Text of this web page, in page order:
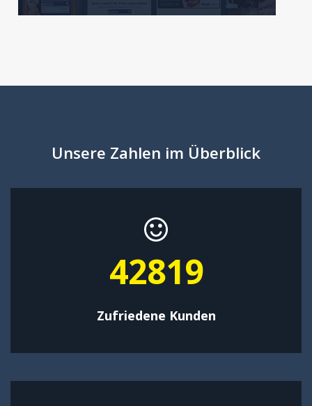
Unsere Zahlen im Überblick
54631
Zufriedene Kunden